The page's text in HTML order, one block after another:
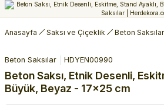
Anasayfa Saksı ve Çiçeklik Beton Saksılar
Beton Saksılar HDYEN00990
Beton Saksı, Etnik Desenli,
Büyük, Beyaz - 17x25 cm